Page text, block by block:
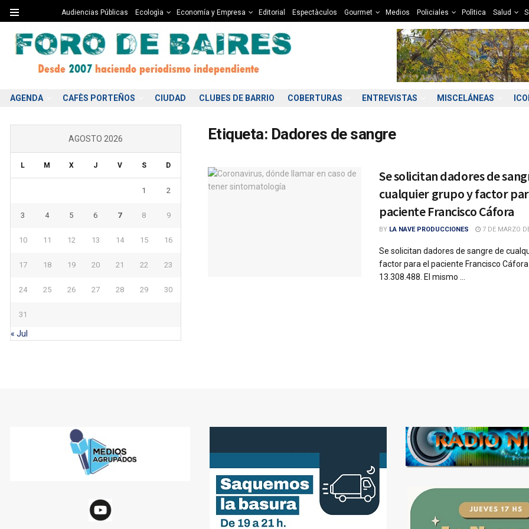
Audiencias Públicas Ecologìa Economía y Empresa Editorial Espectàculos Gourmet Medios Policiales Polìtica Salud
AGENDA CAFÈS PORTEÑOS CIUDAD CLUBES DE BARRIO COBERTURAS ENTREVISTAS MISCELÁNEAS
Etiqueta: Dadores de sangre
Se solicitan dadores de
cualquier grupo y factor
paciente Francisco Cáfora
BY LA NAVE PRODUCCIONES 7 DE MARZO
Se solicitan dadores de sangre de
factor para el paciente Francisco Cáfora
13.308.488. El mismo ...
AGOSTO 2026
L M X J V S D
1 2
3 4 5 6 7 8 9
10 11 12 13 14 15 16
17 18 19 20 21 22 23
24 25 26 27 28 29 30
31
« Jul